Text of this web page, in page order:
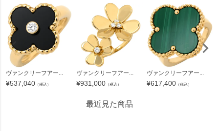
ヴァンクリーフアー...
¥537,040 （税込）
ヴァンクリーフアー...
¥931,000 （税込）
ヴァンクリーフアー...
¥617,400 （税込）
最近見た商品